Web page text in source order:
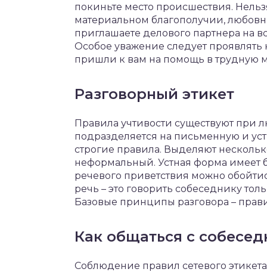
покиньте место происшествия.
материальном благополучии,
приглашаете делового партнера на
Особое уважение следует
пришли к вам на помощь в трудную
Разговорный этикет
Правила учтивости существуют при
подразделяется на письменную и
строгие правила. Выделяют
неформальный. Устная форма имеет
речевого приветствия можно
речь – это говорить собеседнику
Базовые принципы разговора –
Как общаться с
Соблюдение правил сетевого